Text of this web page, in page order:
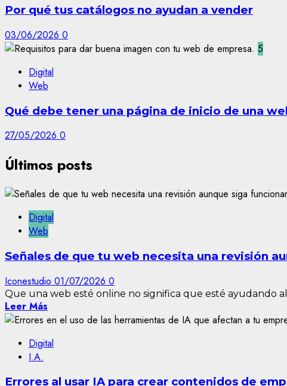
Por qué tus catálogos no ayudan a vender
03/06/2026 0
5
Digital
Web
Qué debe tener una página de inicio de una
27/05/2026 0
Últimos posts
Digital
Web
Señales de que tu web necesita una revisión
Iconestudio 01/07/2026 0
Que una web esté online no significa que esté ayudando
Leer Más
Digital
I.A.
Errores al usar IA para crear contenidos de